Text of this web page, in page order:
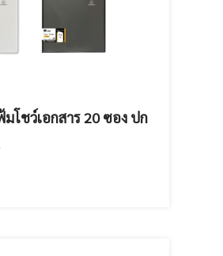
โชว์เอกสาร 20 ซอง ปก